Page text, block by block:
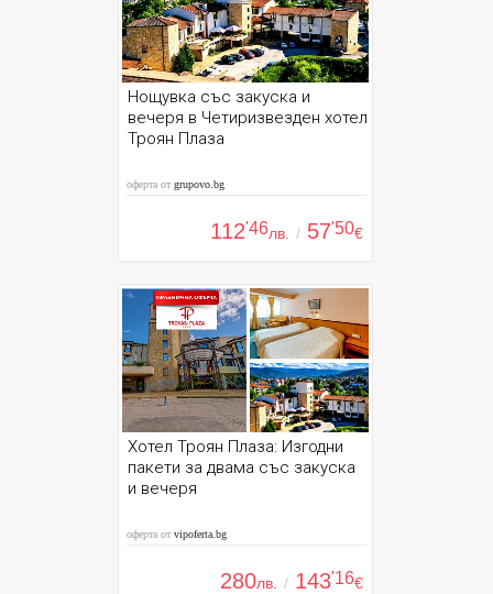
Нощувка със закуска и
вечеря в Четиризвезден хотел
Троян Плаза
оферта отgrupovo.bg
112'46лв. / 57'50€
Хотел Троян Плаза: Изгодни
пакети за двама със закуска
и вечеря
оферта отvipoferta.bg
280лв. / 143'16€